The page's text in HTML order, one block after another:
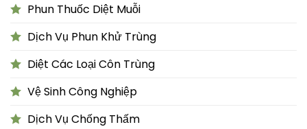
Phun Thuốc Diệt Muỗi
Dịch Vụ Phun Khử Trùng
Diệt Các Loại Côn Trùng
Vệ Sinh Công Nghiệp
Dịch Vụ Chống Thấm